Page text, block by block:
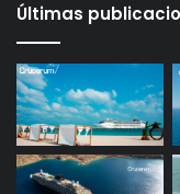
Últimas